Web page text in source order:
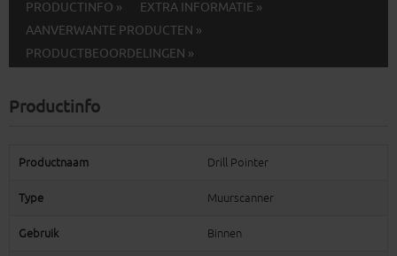
PRODUCTINFO »
EXTRA INFORMATIE »
AANVERWANTE PRODUCTEN »
PRODUCTBEOORDELINGEN »
Productinfo
Productnaam Drill Pointer
Type Muurscanner
Gebruik Binnen